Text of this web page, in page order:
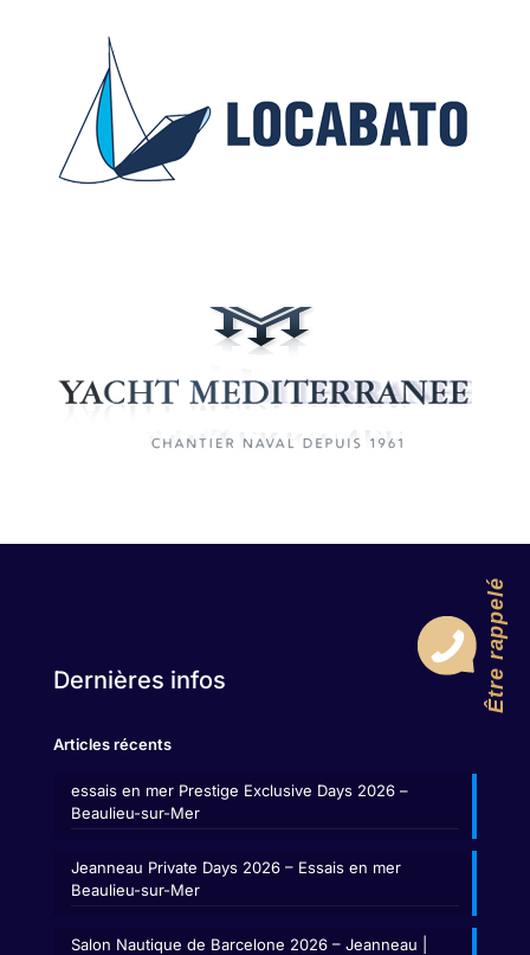
Dernières infos
Articles récents
essais en mer Prestige Exclusive Days 2026 –
Beaulieu-sur-Mer
Jeanneau Private Days 2026 – Essais en mer
Beaulieu-sur-Mer
Salon Nautique de Barcelone 2026 – Jeanneau |
Être rappelé